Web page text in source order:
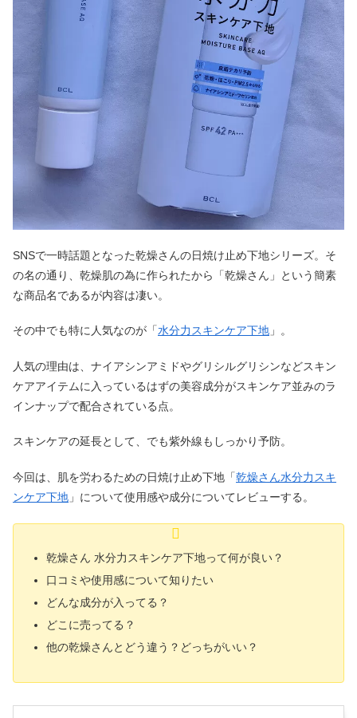
SNSで一時話題となった乾燥さんの日焼け止め下地シリーズ。そ
の名の通り、乾燥肌の為に作られたから「乾燥さん」という簡素
な商品名であるが内容は凄い。
その中でも特に人気なのが「水分力スキンケア下地 」。
人気の理由は、ナイアシンアミドやグリシルグリシンなどスキン
ケアアイテムに入っているはずの美容成分がスキンケア並みのラ
インナップで配合されている点。
スキンケアの延長として、でも紫外線もしっかり予防。
今回は、肌を労わるための日焼け止め下地「乾燥さん水分力スキ
ンケア下地 」について使用感や成分についてレビューする。
乾燥さん 水分力スキンケア下地って何が良い？
口コミや使用感について知りたい
どんな成分が入ってる？
どこに売ってる？
他の乾燥さんとどう違う？どっちがいい？